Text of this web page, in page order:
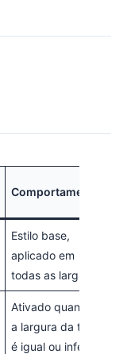
Comportamento
Estilo base,
aplicado em
todas as larguras
Ativado quando
a largura da tela
é igual ou inferior